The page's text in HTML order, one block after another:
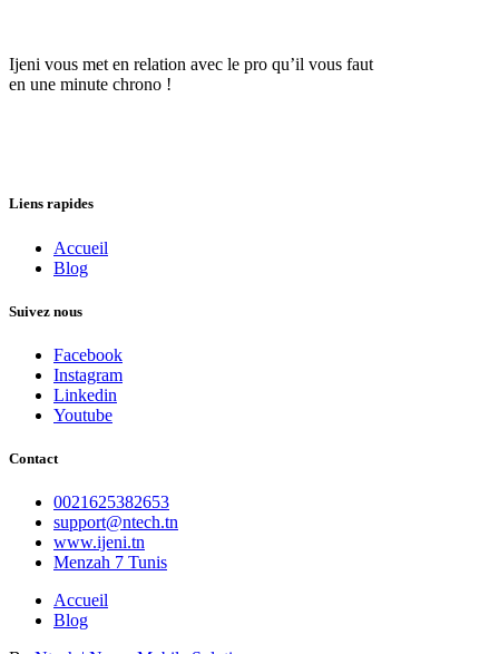
Ijeni vous met en relation avec le pro qu’il vous faut
en une minute chrono !
Liens rapides
Accueil
Blog
Suivez nous
Facebook
Instagram
Linkedin
Youtube
Contact
0021625382653
support@ntech.tn
www.ijeni.tn
Menzah 7 Tunis
Accueil
Blog